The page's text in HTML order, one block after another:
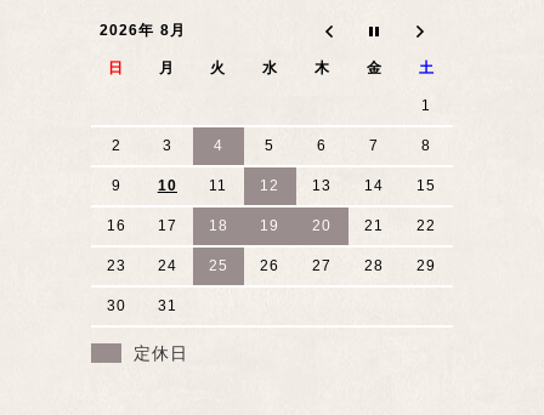
2026年 8月
日 月 火 水 木 金 土
1
2 3 4 5 6 7 8
9 10 11 12 13 14 15
16 17 18 19 20 21 22
23 24 25 26 27 28 29
30 31
定休日